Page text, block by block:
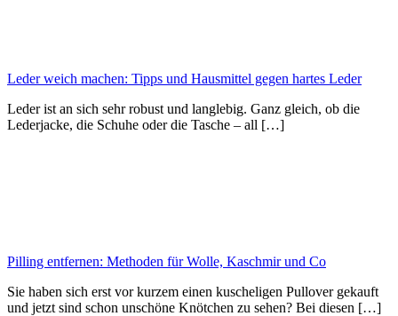
Leder weich machen: Tipps und Hausmittel gegen hartes Leder
Leder ist an sich sehr robust und langlebig. Ganz gleich, ob die
Lederjacke, die Schuhe oder die Tasche – all […]
Pilling entfernen: Methoden für Wolle, Kaschmir und Co
Sie haben sich erst vor kurzem einen kuscheligen Pullover gekauft
und jetzt sind schon unschöne Knötchen zu sehen? Bei diesen […]